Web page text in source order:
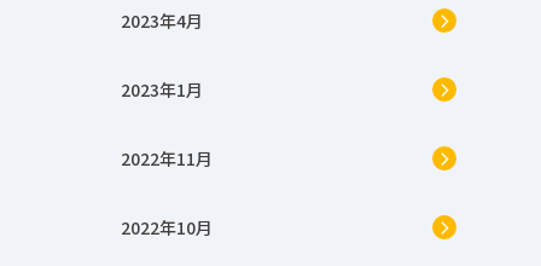
2023年4月
2023年1月
2022年11月
2022年10月